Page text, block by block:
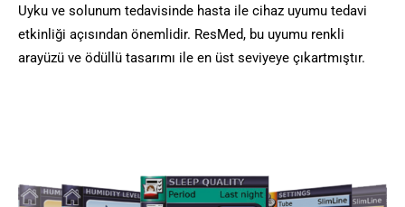
Uyku ve solunum tedavisinde hasta ile cihaz uyumu tedavi
etkinliği açısından önemlidir. ResMed, bu uyumu renkli
arayüzü ve ödüllü tasarımı ile en üst seviyeye çıkartmıştır.